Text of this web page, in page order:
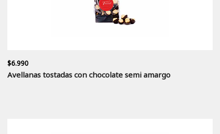
$6.990
Avellanas tostadas con chocolate semi amargo